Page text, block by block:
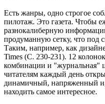
Есть жанры, одно строгое
пилотаж. Это газета. Чтобы
разнокалиберную
продуманную сетку, что под
Таким, например, как
Times (С. 230-231). 12
комбинации и "журнальная"
читателям каждый день
динамичный, напряженный
находить самое интересное.